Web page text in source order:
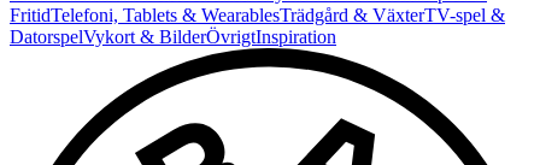
FritidTelefoni, Tablets & WearablesTrädgård & VäxterTV-spel &
DatorspelVykort & BilderÖvrigtInspiration